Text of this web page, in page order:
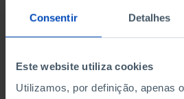
Consentir Detalhes
Este website utiliza cookies
Utilizamos, por definição, apenas
DATA DE FIM